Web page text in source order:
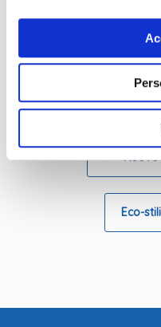
Navigazione articolo
← Nuovo
Eco-